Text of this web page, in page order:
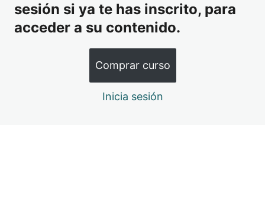
4 lecciones
Serie de Yoga y Meditación
Actualizaciones
18 lecciones, 2 cuestionarios
Completar curso y evaluación
sesión si ya te has inscrito, para
acceder a su contenido.
Comprar curso
Inicia sesión